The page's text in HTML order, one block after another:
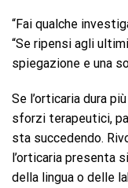
“Fai qualche
“Se ripensi agli
spiegazione e una
Se l’orticaria dura
sforzi terapeutici,
sta succedendo.
l’orticaria presenta
della lingua o delle